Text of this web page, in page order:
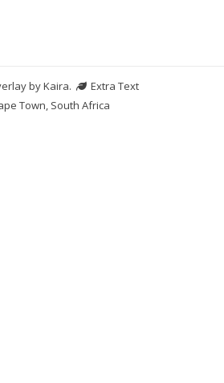
byKaira.
Extra Text
Town, South Africa